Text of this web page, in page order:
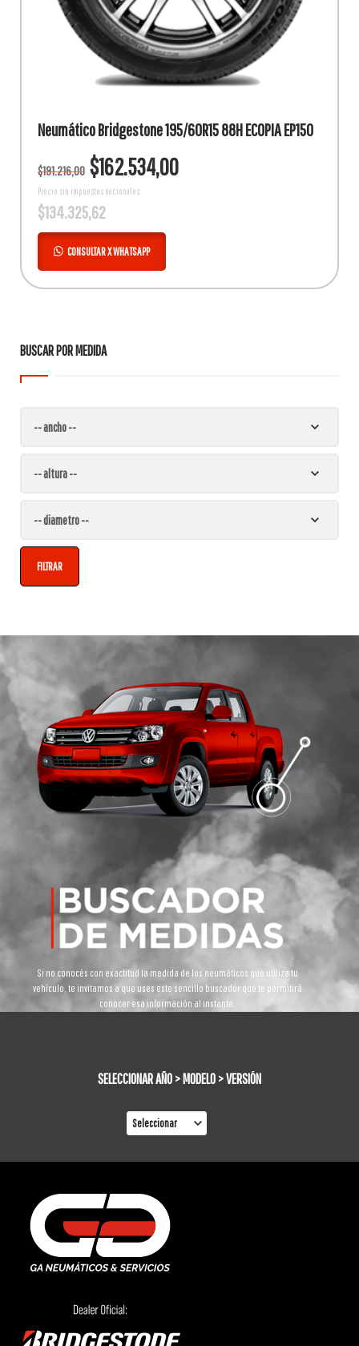
Neumático Bridgestone 195/60R15 88H ECOPIA EP150
$191.216,00
El
precio
original
era:
$162.534,00precio
Precio sin impuestos nacionales:
$134.325,62
CONSULTAR X WHATSAPP
BUSCAR POR MEDIDA
FILTRAR
Si no conocés con exactitud la medida de los neumáticos que utiliza tu
vehículo, te invitamos a que uses este sencillo buscador que te permitirá
conocer esa información al instante.
SELECCIONAR AÑO > MODELO > VERSIÓN